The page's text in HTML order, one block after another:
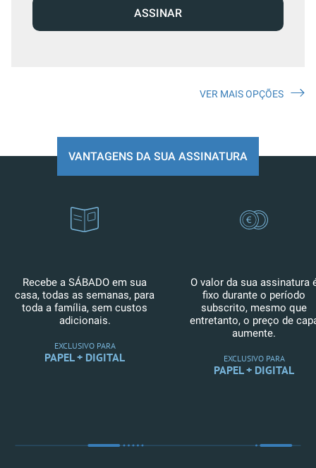
ASSINAR
VER MAIS OPÇÕES
VANTAGENS DA SUA ASSINATURA
Recebe a SÁBADO em sua
casa, todas as semanas, para
toda a família, sem custos
adicionais.
EXCLUSIVO PARA
PAPEL + DIGITAL
O valor da sua assinatura
fixo durante o período
subscrito, mesmo que
entretanto, o preço de
aumente.
EXCLUSIVO PARA
PAPEL + DIGITAL